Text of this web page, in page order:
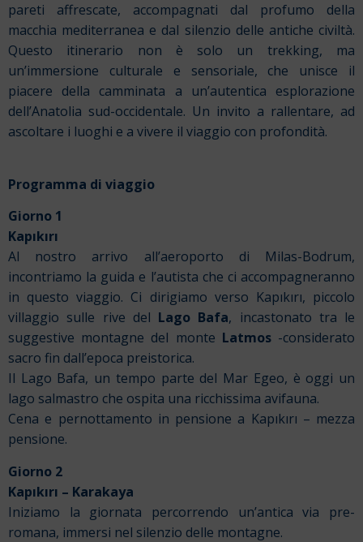
pareti affrescate, accompagnati dal profumo della
macchia mediterranea e dal silenzio delle antiche civiltà.
Questo itinerario non è solo un trekking, ma
un’immersione culturale e sensoriale, che unisce il
piacere della camminata a un’autentica esplorazione
dell’Anatolia sud-occidentale. Un invito a rallentare, ad
ascoltare i luoghi e a vivere il viaggio con profondità.
Programma di viaggio
Giorno 1
Kapıkırı
Al nostro arrivo all’aeroporto di Milas-Bodrum,
incontriamo la guida e l’autista che ci accompagneranno
in questo viaggio. Ci dirigiamo verso Kapıkırı, piccolo
villaggio sulle rive del Lago Bafa, incastonato tra le
suggestive montagne del monte Latmos-considerato
sacro fin dall’epoca preistorica.
Il Lago Bafa, un tempo parte del Mar Egeo, è oggi un
lago salmastro che ospita una ricchissima avifauna.
Cena e pernottamento in pensione a Kapıkırı – mezza
pensione.
Giorno 2
Kapıkırı – Karakaya
Iniziamo la giornata percorrendo un’antica via pre-
romana, immersi nel silenzio delle montagne.